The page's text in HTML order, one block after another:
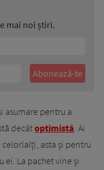
mai noi știri.
asumare pentru a
decâtoptimistă. Ai
asta și pentru
ei. La pachet vine și